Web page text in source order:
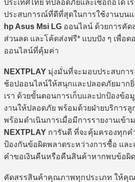
ประเทศไทย ที่ปลอดภัยและเชื่อถือได้ เ
ประสบการณ์ที่ดีที่สุดในการใช้งานบน
hp Asus Msi LG ออนไลน์ ด้วยการคั
ส่วนลด และโค้ดส่งฟรี* แบบปัง ๆ เพื่อต
ออนไลน์ที่คุ้มค่า
NEXTPLAY มุ่งมั่นที่จะมอบประสบกา
ช้อปออนไลน์ให้สนุกและปลอดภัยมาก
เรา ด้วยขั้นตอนการเก็บและปกป้องข้
งานให้ปลอดภัย พร้อมด้วยฝ่ายบริการลู
พร้อมดำเนินการเมื่อมีการรายงานเข้า
NEXTPLAY การันตี ที่จะคุ้มครองทุกค
ป้องกันข้อผิดพลาดระหว่างการซื้อ แล
คำขอเงินคืนหรือคืนสินค้าหากพบข้อผิ
คัดสรรสินค้าคุณภาพทุกประเภท ให้คุ